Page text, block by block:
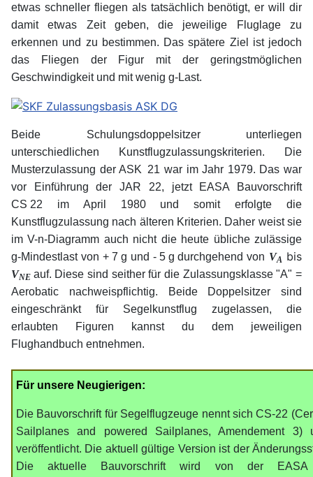
etwas schneller fliegen als tatsächlich benötigt, er will dir
damit etwas Zeit geben, die jeweilige Fluglage zu
erkennen und zu bestimmen. Das spätere Ziel ist jedoch
das Fliegen der Figur mit der geringstmöglichen
Geschwindigkeit und mit wenig g-Last.
Beide Schulungsdoppelsitzer unterliegen
unterschiedlichen Kunstflugzulassungskriterien. Die
Musterzulassung der ASK 21 war im Jahr 1979. Das war
vor Einführung der JAR 22, jetzt EASA Bauvorschrift
CS 22 im April 1980 und somit erfolgte die
Kunstflugzulassung nach älteren Kriterien. Daher weist sie
im V-n-Diagramm auch nicht die heute übliche zulässige
g-Mindestlast von +. 7 g und -. 5. g durchgehend von VA bis
VNE auf. Diese sind seither für die Zulassungsklasse "A" =
Aerobatic nachweispflichtig. Beide Doppelsitzer sind
eingeschränkt für Segelkunstflug zugelassen, die
erlaubten Figuren kannst du dem jeweiligen
Flughandbuch entnehmen.
Für unsere Neugierigen:
Die Bauvorschrift für Segelflugzeuge nennt sich CS-22
Sailplanes and powered Sailplanes, Amendement
veröffentlicht. Die aktuell gültige Version ist der
Die aktuelle Bauvorschrift wird von der EASA